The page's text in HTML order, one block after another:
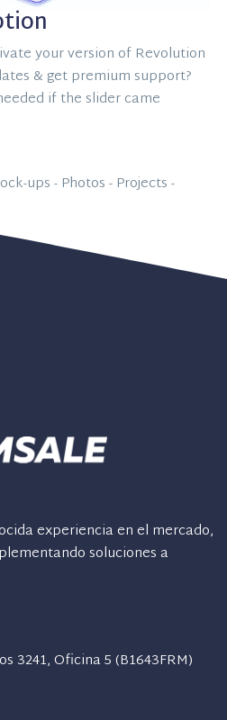
your version of Revolution
& get premium support?
if the slider came
ups -Photos -Projects -
experiencia en el mercado,
soluciones a
3241, Oficina 5 (B1643FRM)